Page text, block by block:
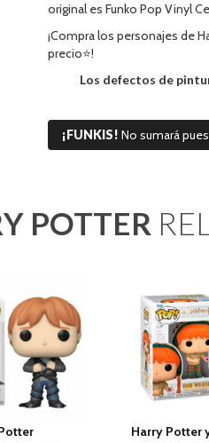
original es Funko Pop Vinyl
¡Compra los personajes de
precio⭐!
Los defectos de
¡FUNKIS! No sumará
POTTER